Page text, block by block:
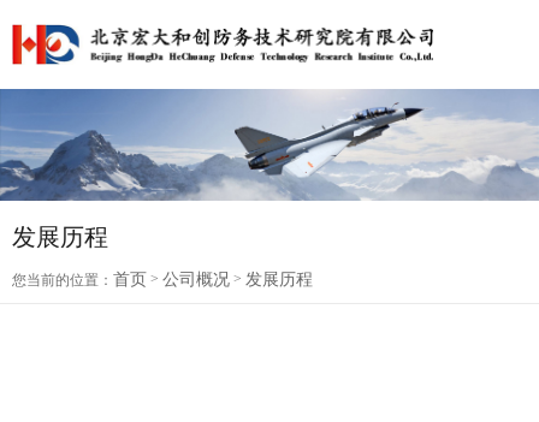
发展历程
您当前的位置： 首页 > 公司概况 > 发展历程